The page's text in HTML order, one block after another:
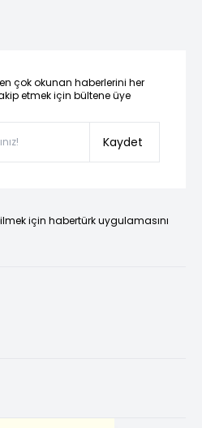
çok okunan haberlerini her
etmek için bültene üye
Kaydet
için habertürk uygulamasını